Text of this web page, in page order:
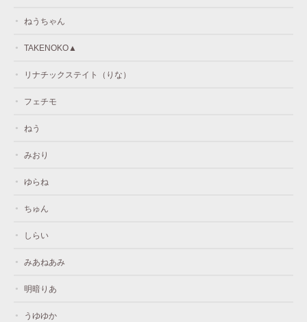
ねうちゃん
TAKENOKO▲
リナチックステイト（りな）
フェチモ
ねう
みおり
ゆらね
ちゅん
しらい
みあねあみ
明暗りあ
うゆゆか